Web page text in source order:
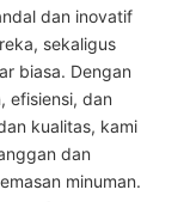
dan inovatif
sekaligus
biasa. Dengan
efisiensi, dan
kualitas, kami
dan
minuman.